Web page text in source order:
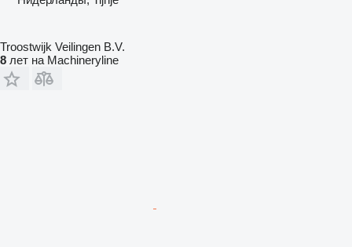
Troostwijk Veilingen B.V.
8 лет на Machineryline